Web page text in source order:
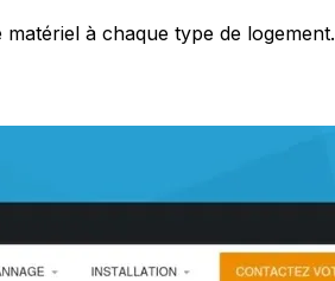
à chaque type de logement.